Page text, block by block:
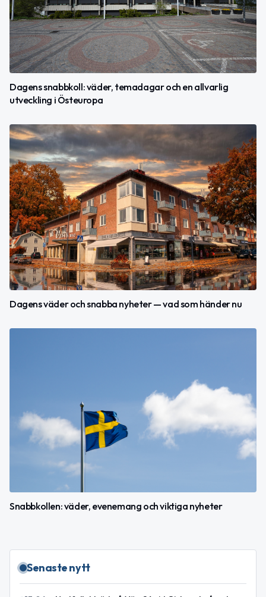
Dagens snabbkoll: väder, temadagar och en allvarlig
utveckling i Östeuropa
Dagens väder och snabba nyheter — vad som händer nu
Snabbkollen: väder, evenemang och viktiga nyheter
Senaste nytt